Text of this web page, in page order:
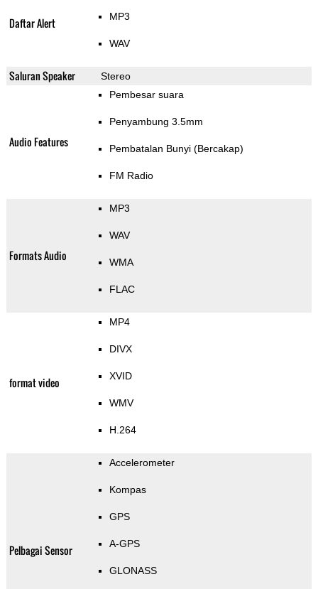
Daftar Alert MP3
WAV
Saluran Speaker Stereo
Audio Features
Pembesar suara
Penyambung 3.5mm
Pembatalan Bunyi (Bercakap)
FM Radio
Formats Audio
MP3
WAV
WMA
FLAC
format video
MP4
DIVX
XVID
WMV
H.264
Pelbagai Sensor
Accelerometer
Kompas
GPS
A-GPS
GLONASS